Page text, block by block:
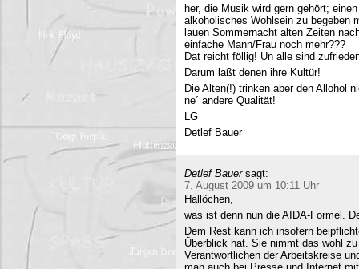
her, die Musik wird gern gehört;
alkoholisches Wohlsein zu begeben
lauen Sommernacht alten Zeiten
einfache Mann/Frau noch mehr???
Dat reicht föllig! Un alle sind
Darum laßt denen ihre Kultür!
Die Alten(!) trinken aber den Allohol
ne´ andere Qualität!
LG
Detlef Bauer
Detlef Bauer sagt:
7. August 2009 um 10:11 Uhr
Hallöchen,
was ist denn nun die AIDA-Formel.
Dem Rest kann ich insofern
Überblick hat. Sie nimmt das wohl
Verantwortlichen der Arbeitskreise